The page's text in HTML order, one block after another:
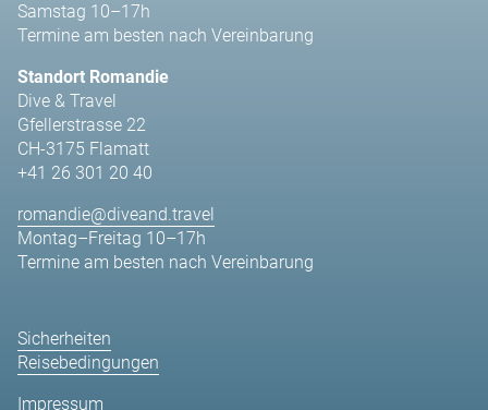
Samstag 10–17h
Termine am besten nach Vereinbarung
Standort Romandie
Dive & Travel
Gfellerstrasse 22
CH-3175 Flamatt
+41 26 301 20 40
romandie@diveand.travel
Montag–Freitag 10–17h
Termine am besten nach Vereinbarung
Sicherheiten
Reisebedingungen
Impressum